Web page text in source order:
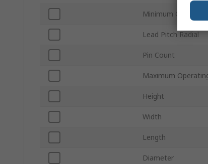
Minimum
Lead Pitch Radial
Pin Count
Maximum
Height
Width
Length
Diameter